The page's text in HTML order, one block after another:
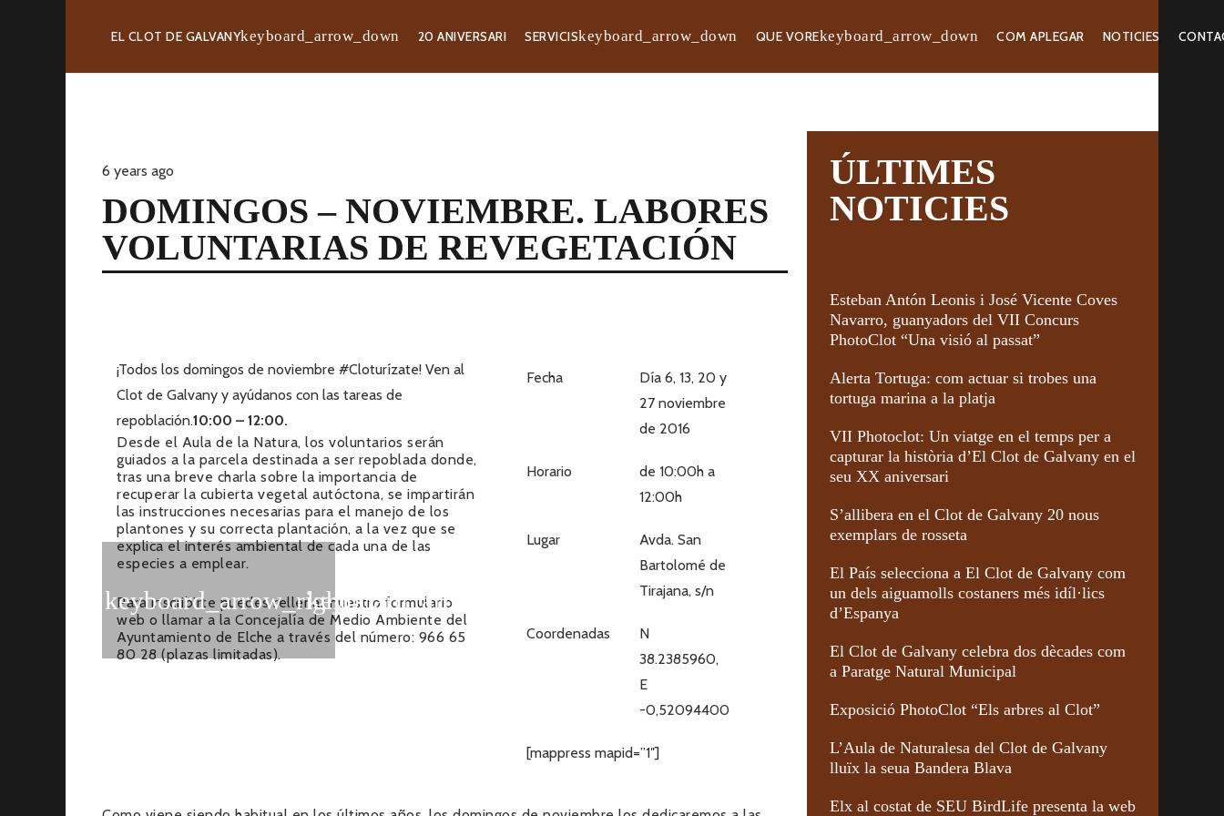
EL CLOT DE GALVANY 20 ANIVERSARI SERVICIS QUE VORE COM APLEGAR NOTICIES
6 years ago
DOMINGOS – NOVIEMBRE. LABORES
VOLUNTARIAS DE REVEGETACIÓN
¡Todos los domingos de noviembre #Cloturízate! Ven al
Clot de Galvany y ayúdanos con las tareas de
repoblación.10:00 – 12:00.
Desde el Aula de la Natura, los voluntarios serán
guiados a la parcela destinada a ser repoblada donde,
tras una breve charla sobre la importancia de
recuperar la cubierta vegetal autóctona, se impartirán
las instrucciones necesarias para el manejo de los
plantones y su correcta plantación, a la vez que se
explica el interés ambiental de cada una de las
especies a emplear.
Para inscribirte puedes rellenar nuestro formulario
web o llamar a la Concejalía de Medio Ambiente del
Ayuntamiento de Elche a través del número: 966 65
80 28 (plazas limitadas).
Fecha
Día 6, 13, 20 y
27 noviembre
de 2016
Horario
de 10:00h a
12:00h
Lugar
Avda. San
Bartolomé de
Tirajana, s/n
Coordenadas
N
38.2385960,
E
-0,52094400
[mappress mapid=”1″]
ÚLTIMES
NOTICIES
Esteban Antón Leonis i José Vicente Coves
Navarro, guanyadors del VII Concurs
PhotoClot “Una visió al passat”
Alerta Tortuga: com actuar si trobes una
tortuga marina a la platja
VII Photoclot: Un viatge en el temps per a
capturar la història d’El Clot de Galvany en el
seu XX aniversari
S’allibera en el Clot de Galvany 20 nous
exemplars de rosseta
El País selecciona a El Clot de Galvany com
un dels aiguamolls costaners més idíl·lics
d’Espanya
El Clot de Galvany celebra dos dècades com
a Paratge Natural Municipal
Exposició PhotoClot “Els arbres al Clot”
L’Aula de Naturalesa del Clot de Galvany
lluïx la seua Bandera Blava
Elx al costat de SEU BirdLife presenta la web